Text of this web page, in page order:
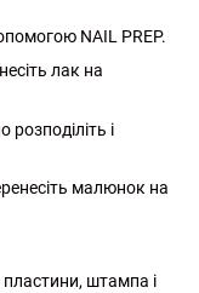
NAIL PREP.
лак на
і
малюнок на
штампа і